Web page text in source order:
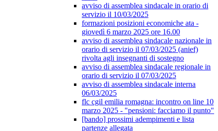
avviso di assemblea sindacale in orario di
servizio il 10/03/2025
formazioni posizioni economiche ata -
giovedì 6 marzo 2025 ore 16.00
avviso di assemblea sindacale nazionale in
orario di servizio il 07/03/2025 (anief)
rivolta agli insegnanti di sostegno
avviso di assemblea sindacale regionale in
orario di servizio il 07/03/2025
avviso di assemblea sindacale interna
06/03/2025
flc cgil emilia romagna: incontro on line 10
marzo 2025 - "pensioni: facciamo il punto"
[bando] prossimi adempimenti e lista
partenze allegata